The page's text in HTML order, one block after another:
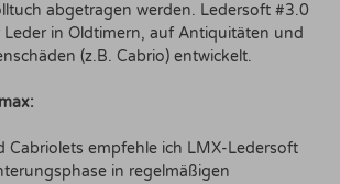
abgetragen werden. Ledersoft #3.0
Leder in Oldtimern, auf Antiquitäten und
(z.B. Cabrio) entwickelt.
Cabriolets empfehle ich LMX-Ledersoft
in regelmäßigen